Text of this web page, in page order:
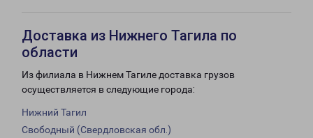
Доставка из Нижнего Тагила по
области
Из филиала в Нижнем Тагиле доставка грузов
осуществляется в следующие города:
Нижний Тагил
Свободный (Свердловская обл.)